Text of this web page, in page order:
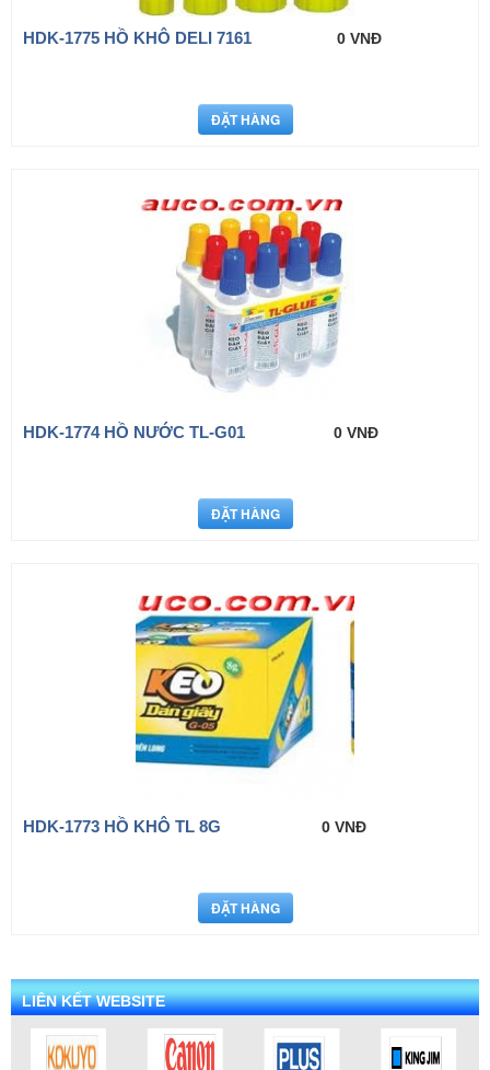
HDK-1775 HỒ KHÔ DELI 7161 0 VNĐ
HDK-1774 HỒ NƯỚC TL-G01 0 VNĐ
HDK-1773 HỒ KHÔ TL 8G 0 VNĐ
LIÊN KẾT WEBSITE